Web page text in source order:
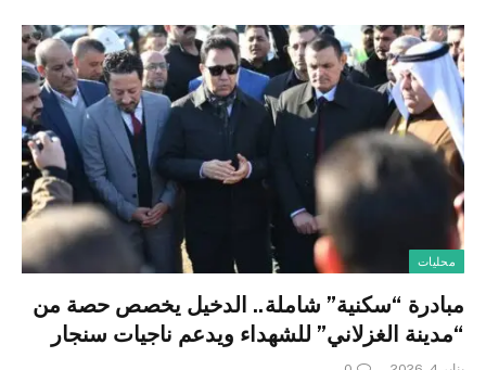
محليات
مبادرة “سكنية” شاملة.. الدخيل يخصص حصة من
“مدينة الغزلاني” للشهداء ويدعم ناجيات سنجار